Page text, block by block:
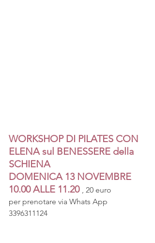
WORKSHOP DI PILATES CON
ELENA sul BENESSERE della
SCHIENA
DOMENICA 13 NOVEMBRE
10.00 ALLE 11.20
, 20 euro
per prenotare via Whats App
3396311124